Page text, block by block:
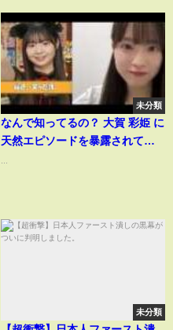
未分類
なんで知ってるの？ 大賀 彩姫 に
天然エピソードを暴露されてい
未分類